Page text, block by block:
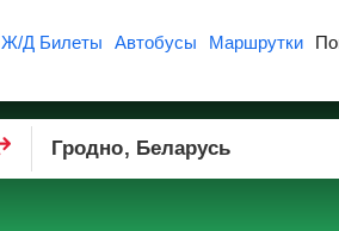
Ж/Д Билеты Автобусы Маршрутки